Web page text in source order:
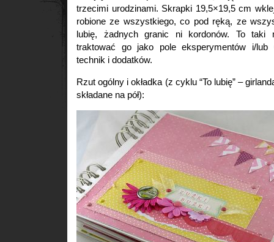
trzecimi urodzinami. Skrapki 19,5×19,5 cm
robione ze wszystkiego, co pod ręką, ze
lubię, żadnych granic ni kordonów. To taki
traktować go jako pole eksperymentów i/lub
technik i dodatków.
Rzut ogólny i okładka (z cyklu “To lubię” –
składane na pół):